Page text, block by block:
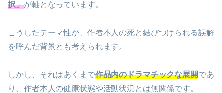
択」が軸となっています。
こうしたテーマ性が、作者本人の死と結びつけられる誤解
を呼んだ背景とも考えられます。
しかし、それはあくまで作品内のドラマチックな展開であ
り、作者本人の健康状態や活動状況とは無関係です。